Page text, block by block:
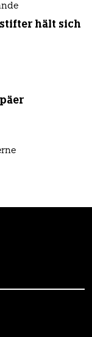
hält sich